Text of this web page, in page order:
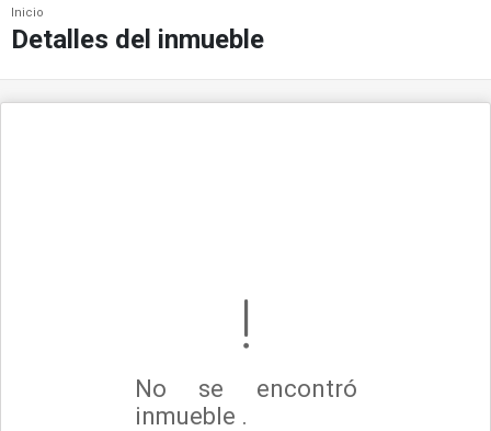
Inicio
Detalles del inmueble
No se encontró
inmueble .